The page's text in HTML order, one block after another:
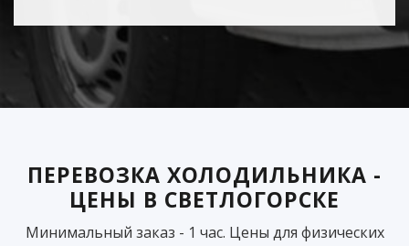
ПЕРЕВОЗКА ХОЛОДИЛЬНИКА -
ЦЕНЫ В СВЕТЛОГОРСКЕ
Минимальный заказ - 1 час. Цены для физических